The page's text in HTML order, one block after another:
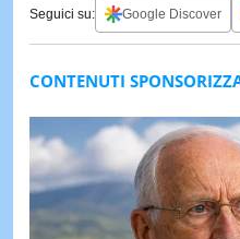
Seguici su: Google Discover